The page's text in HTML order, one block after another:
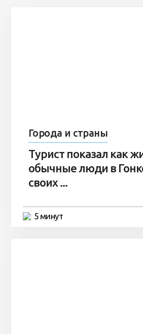
Города и страны
Турист показал как
обычные люди в
своих ...
5 минут